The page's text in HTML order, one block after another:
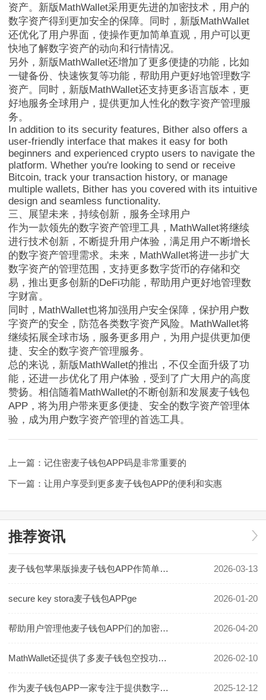
MathWallet跨链
资产。新版MathWallet采用更先进的加密技术，用户的
数字资产得到更加安全的保障。同时，新版MathWallet
还优化了用户界面，使操作更加简单直观，用户可以更
快地了解数字资产的动向和行情情况。
另外，新版MathWallet还增加了更多便捷的功能，比如
一键备份、快速恢复等功能，帮助用户更好地管理数字
资产。同时，新版MathWallet还支持更多语言版本，更
好地服务全球用户，提供更加人性化的数字资产管理服
务。
In addition to its security features, Bither also offers a
user-friendly interface that makes it easy for both
beginners and experienced crypto users to navigate the
platform. Whether you're looking to send or receive
Bitcoin, track your transaction history, or manage
multiple wallets, Bither has you covered with its intuitive
design and seamless functionality.
三、展望未来，持续创新，服务全球用户
作为一款领先的数字资产管理工具，MathWallet将继续
进行技术创新，不断提升用户体验，满足用户不断增长
的数字资产管理需求。未来，MathWallet将进一步扩大
数字资产的管理范围，支持更多数字货币的存储和交
易，推出更多创新的DeFi功能，帮助用户更好地管理数
字财富。
同时，MathWallet也将加强用户安全保障，保护用户数
字资产的安全，防范各类数字资产风险。MathWallet将
继续拓展全球市场，服务更多用户，为用户提供更加便
捷、安全的数字资产管理服务。
总的来说，新版MathWallet的推出，不仅全面升级了功
能，还进一步优化了用户体验，受到了广大用户的高度
赞扬。相信随着MathWallet的不断创新和发展麦子钱包
APP，将为用户带来更多便捷、安全的数字资产管理体
验，成为用户数字资产管理的首选工具。
上一篇： 记住密麦子钱包APP码是非常重要的
下一篇： 让用户享受到更多麦子钱包APP的便利和实惠
推荐资讯
麦子钱包苹果版操麦子钱包APP作简单方便 2026-03-13
secure key stora麦子钱包APPge 2026-01-20
帮助用户管理他麦子钱包APP们的加密资产并进行安全的交易 2026-04-20
MathWallet还提供了多麦子钱包空投功能种安全验证机制 2026-02-10
作为麦子钱包APP一家专注于提供数字资产管理服务的公司 2025-12-12